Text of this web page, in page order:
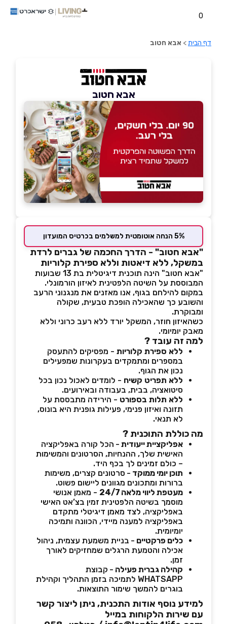
0
דף הבית> אבא חטוב
אבא חטוב
5% הנחה אוטומטית למשלמים בכרטיס המועדון
"אבא חטוב" - הדרך החכמה של גברים לרדת
במשקל, ללא דיאטות וללא ספירת קלוריות
"אבא חטוב" הינה תוכנית דיגיטלית בת 13 שבועות
המבוססת על השיטה הלפטינית לאיזון הורמונלי.
במקום להילחם בגוף, אנו מאזנים את מנגנוני הרעב
והשובע כך שהאכילה הופכת טבעית, שקולה
ומבוקרת.
כשהאיזון חוזר, המשקל יורד ללא רעב כרוני וללא
מאבק יומיומי.
למה זה עובד ?
ללא ספירת קלוריות - מפסיקים להתעסק
במספרים ומתמקדים בעקרונות שמפעילים
נכון את הגוף.
ללא תפריט קשיח - לומדים לאכול נכון בכל
סיטואציה, בבית, בעבודה ובאירועים.
ללא תלות בספורט - הירידה מתבססת על
תזונה ואיזון פנימי, פעילות גופנית היא בונוס,
לא תנאי.
מה כוללת התוכנית ?
אפליקציית ייעודית - הכל קורה באפליקציה
האישית שלך, ההנחיות, הסרטונים והמשימות
– כולם זמינים לך בכף היד.
תוכן יומי ממוקד - סרטונים קצרים, משימות
ברורות ומתכונים מגוונים ליישום פשוט.
מעטפת ליווי מלאה 24/7
- מאמן אנושי
מוסמך בשיטה הלפטינית זמין בצ’אט האישי
באפליקציה, לצד מאמן דיגיטלי מתקדם
באפליקציה למענה מיידי, הכוונה ותמיכה
יומיומית.
כלים פרקטיים - בניית משמעת עצמית, ניהול
אכילה והטמעת הרגלים שמחזיקים לאורך
זמן.
קהילה גברית פעילה - קבוצת
WHATSAPP לתמיכה בזמן התהליך וקהילת
בוגרים להמשך שימור התוצאות.
למידע נוסף אודות התכנית, ניתן ליצור קשר
עם שירות הלקוחות במייל